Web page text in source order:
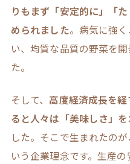
りもまず「安定的に」「
められました。病気に強
い、均質な品質の野菜を
た。
そして、 高度経済成長を
ると人々は「美味しさ」
した。そこで生まれたの
いう企業理念です。生産